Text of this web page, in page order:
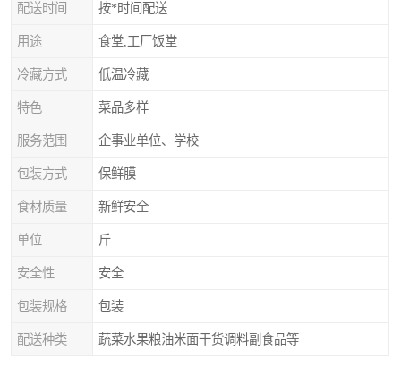
配送时间 按*时间配送
用途 食堂,工厂饭堂
冷藏方式 低温冷藏
特色 菜品多样
服务范围 企事业单位、学校
包装方式 保鲜膜
食材质量 新鲜安全
单位 斤
安全性 安全
包装规格 包装
配送种类 蔬菜水果粮油米面干货调料副食品等